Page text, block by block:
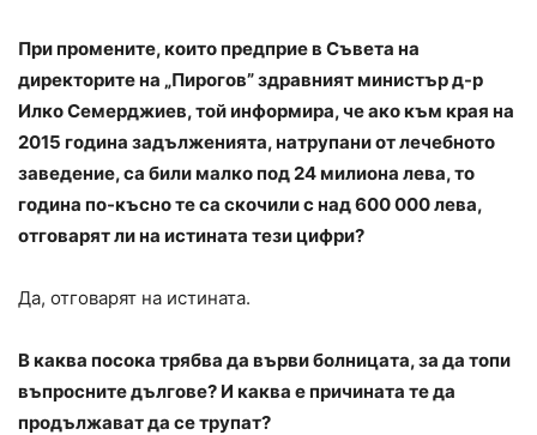
При промените, които предприе в Съвета на
директорите на „Пирогов” здравният министър д-р
Илко Семерджиев, той информира, че ако към края на
2015 година задълженията, натрупани от лечебното
заведение, са били малко под 24 милиона лева, то
година по-късно те са скочили с над 600 000 лева,
отговарят ли на истината тези цифри?
Да, отговарят на истината.
В каква посока трябва да върви болницата, за да топи
въпросните дългове? И каква е причината те да
продължават да се трупат?